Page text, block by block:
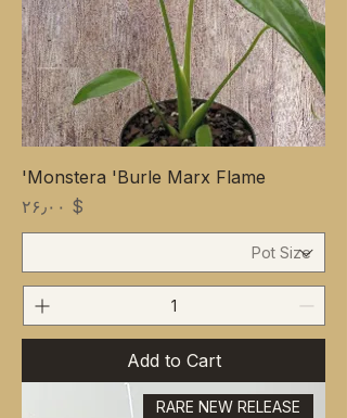
Monstera 'Burle Marx Flame'
Price
$ ۲۶٫۰۰
Add to Cart
RARE NEW RELEASE